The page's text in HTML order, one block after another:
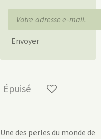
Envoyer
Épuisé
Une des perles du monde de